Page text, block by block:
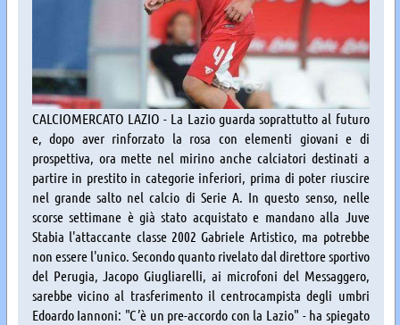
CALCIOMERCATO LAZIO - La Lazio guarda soprattutto al futuro
e, dopo aver rinforzato la rosa con elementi giovani e di
prospettiva, ora mette nel mirino anche calciatori destinati a
partire in prestito in categorie inferiori, prima di poter riuscire
nel grande salto nel calcio di Serie A. In questo senso, nelle
scorse settimane è già stato acquistato e mandano alla Juve
Stabia l'attaccante classe 2002 Gabriele Artistico, ma potrebbe
non essere l'unico. Secondo quanto rivelato dal direttore sportivo
del Perugia, Jacopo Giugliarelli, ai microfoni del Messaggero,
sarebbe vicino al trasferimento il centrocampista degli umbri
Edoardo Iannoni: "C’è un pre-accordo con la Lazio" - ha spiegato